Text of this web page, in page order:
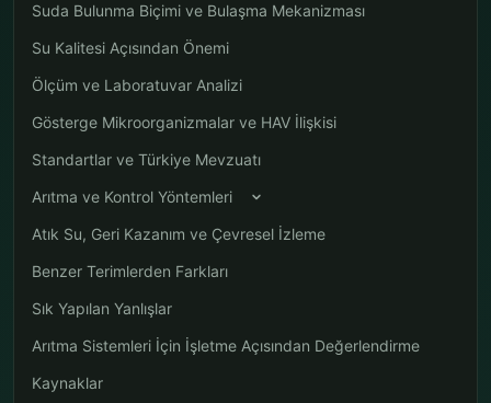
Suda Bulunma Biçimi ve Bulaşma Mekanizması
Su Kalitesi Açısından Önemi
Ölçüm ve Laboratuvar Analizi
Gösterge Mikroorganizmalar ve HAV İlişkisi
Standartlar ve Türkiye Mevzuatı
Arıtma ve Kontrol Yöntemleri
Atık Su, Geri Kazanım ve Çevresel İzleme
Benzer Terimlerden Farkları
Sık Yapılan Yanlışlar
Arıtma Sistemleri İçin İşletme Açısından Değerlendirme
Kaynaklar